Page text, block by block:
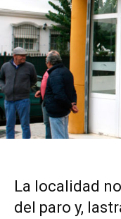
La localidad
del paro y,